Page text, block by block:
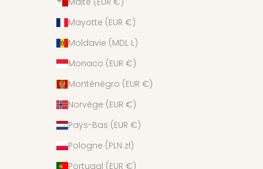
Mayotte (EUR €)
Moldavie (MDL L)
Monaco (EUR €)
Monténégro (EUR €)
Norvège (EUR €)
Pays-Bas (EUR €)
Pologne (PLN zł)
Portugal (EUR €)